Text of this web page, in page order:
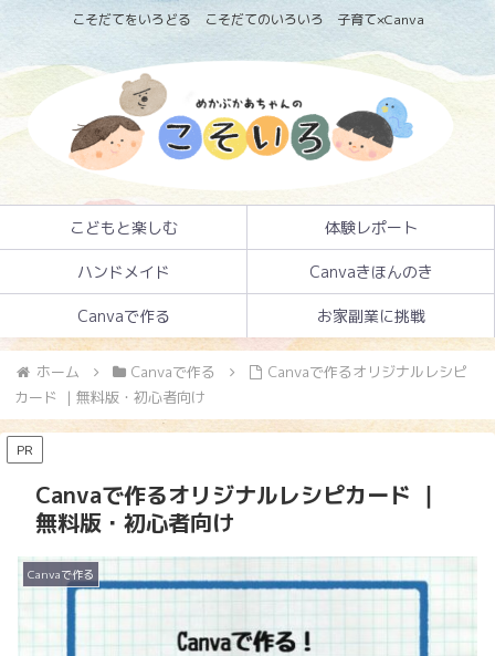
こそだてをいろどる こそだてのいろいろ 子育て×Canva
こどもと楽しむ 体験レポート
ハンドメイド Canvaきほんのき
Canvaで作る お家副業に挑戦
ホーム Canvaで作る
Canvaで作るオリジナルレシピ
カード ｜無料版・初心者向け
PR
Canvaで作るオリジナルレシピカード ｜
無料版・初心者向け
Canvaで作る